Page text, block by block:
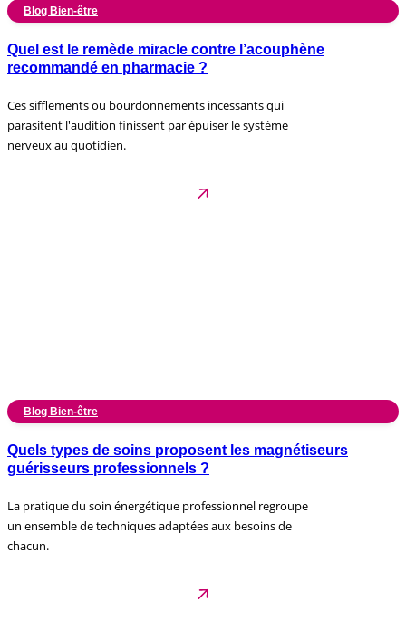
Blog Bien-être
Quel est le remède miracle contre l’acouphène
recommandé en pharmacie ?
Ces sifflements ou bourdonnements incessants qui
parasitent l'audition finissent par épuiser le système
nerveux au quotidien.
Blog Bien-être
Quels types de soins proposent les magnétiseurs
guérisseurs professionnels ?
La pratique du soin énergétique professionnel regroupe
un ensemble de techniques adaptées aux besoins de
chacun.